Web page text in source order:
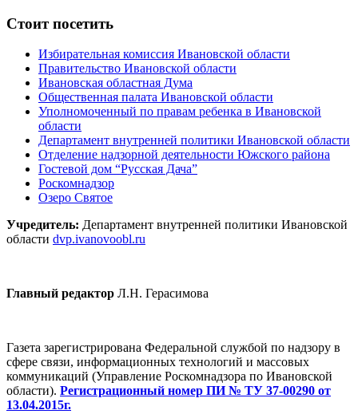
Стоит посетить
Избирательная комиссия Ивановской области
Правительство Ивановской области
Ивановская областная Дума
Общественная палата Ивановской области
Уполномоченный по правам ребенка в Ивановской
области
Департамент внутренней политики Ивановской области
Отделение надзорной деятельности Южского района
Гостевой дом “Русская Дача”
Роскомнадзор
Озеро Святое
Учредитель: Департамент внутренней политики Ивановской
области dvp.ivanovoobl.ru
Главный редактор Л.Н. Герасимова
Газета зарегистрирована Федеральной службой по надзору в
сфере связи, информационных технологий и массовых
коммуникаций (Управление Роскомнадзора по Ивановской
области). Регистрационный номер ПИ № ТУ 37-00290 от
13.04.2015г.